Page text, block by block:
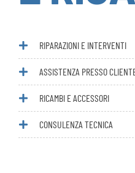
ASSISTENZA PRESSO
RICAMBI E ACCESSORI
CONSULENZA TECNICA